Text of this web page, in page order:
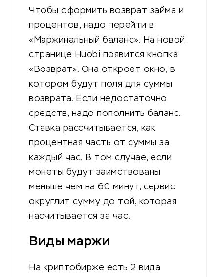
Чтобы оформить возврат займа и
процентов, надо перейти в
«Маржинальный баланс». На новой
странице Huobi появится кнопка
«Возврат». Она откроет окно, в
котором будут поля для суммы
возврата. Если недостаточно
средств, надо пополнить баланс.
Ставка рассчитывается, как
процентная часть от суммы за
каждый час. В том случае, если
монеты будут заимствованы
меньше чем на 60 минут, сервис
округлит сумму до той, которая
насчитывается за час.
Виды маржи
На криптобирже есть 2 вида